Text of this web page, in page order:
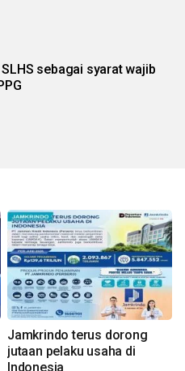
sebagai syarat wajib
Jamkrindo terus dorong
jutaan pelaku usaha di
Indonesia